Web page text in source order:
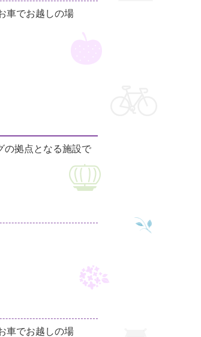
車でお越しの場
の拠点となる施設で
車でお越しの場